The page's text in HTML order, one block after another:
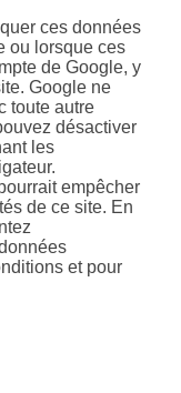
ces données
ou lorsque ces
de Google, y
Google ne
toute autre
désactiver
les
empêcher
de ce site. En
et pour